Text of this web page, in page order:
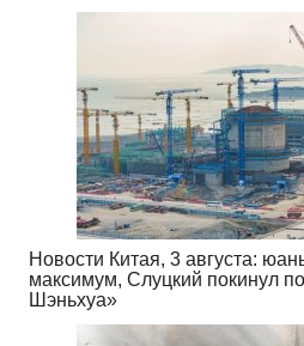
Новости Китая, 3 августа:
максимум, Слуцкий покинул
Шэньхуа»